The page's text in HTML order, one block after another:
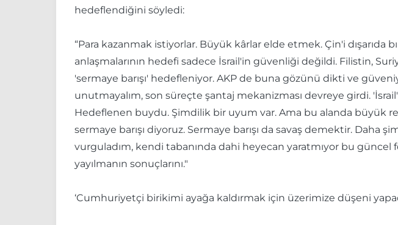
hedeflendiğini söyledi:
“Para kazanmak istiyorlar. Büyük kârlar elde etmek. Çin'i
anlaşmalarının hedefi sadece İsrail'in güvenliği değildi. Filistin,
'sermaye barışı' hedefleniyor. AKP de buna gözünü dikti ve
unutmayalım, son süreçte şantaj mekanizması devreye girdi.
Hedeflenen buydu. Şimdilik bir uyum var. Ama bu alanda büyük
sermaye barışı diyoruz. Sermaye barışı da savaş demektir.
vurguladım, kendi tabanında dahi heyecan yaratmıyor bu
yayılmanın sonuçlarını."
‘Cumhuriyetçi birikimi ayağa kaldırmak için üzerimize düşeni